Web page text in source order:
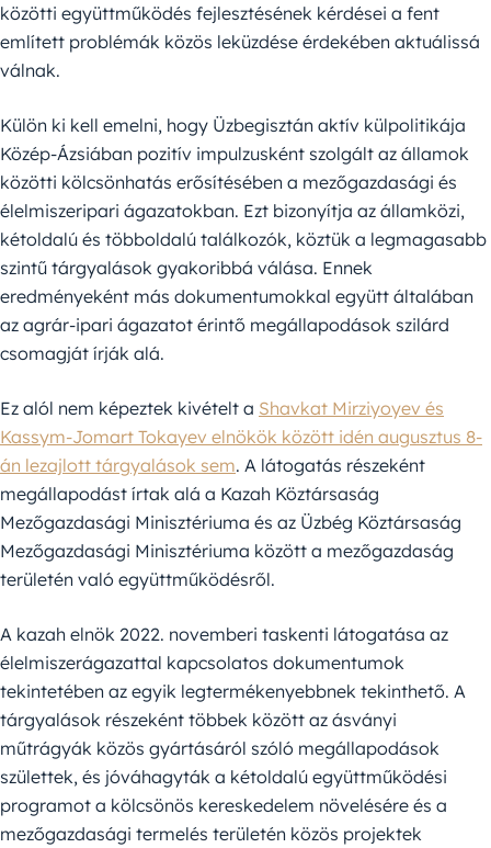
közötti együttműködés fejlesztésének kérdései a fent
említett problémák közös leküzdése érdekében aktuálissá
válnak.
Külön ki kell emelni, hogy Üzbegisztán aktív külpolitikája
Közép-Ázsiában pozitív impulzusként szolgált az államok
közötti kölcsönhatás erősítésében a mezőgazdasági és
élelmiszeripari ágazatokban. Ezt bizonyítja az államközi,
kétoldalú és többoldalú találkozók, köztük a legmagasabb
szintű tárgyalások gyakoribbá válása. Ennek
eredményeként más dokumentumokkal együtt általában
az agrár-ipari ágazatot érintő megállapodások szilárd
csomagját írják alá.
Ez alól nem képeztek kivételt a Shavkat Mirziyoyev és
Kassym-Jomart Tokayev elnökök között idén augusztus 8-
án lezajlott tárgyalások sem. A látogatás részeként
megállapodást írtak alá a Kazah Köztársaság
Mezőgazdasági Minisztériuma és az Üzbég Köztársaság
Mezőgazdasági Minisztériuma között a mezőgazdaság
területén való együttműködésről.
A kazah elnök 2022. novemberi taskenti látogatása az
élelmiszerágazattal kapcsolatos dokumentumok
tekintetében az egyik legtermékenyebbnek tekinthető. A
tárgyalások részeként többek között az ásványi
műtrágyák közös gyártásáról szóló megállapodások
születtek, és jóváhagyták a kétoldalú együttműködési
programot a kölcsönös kereskedelem növelésére és a
mezőgazdasági termelés területén közös projektek